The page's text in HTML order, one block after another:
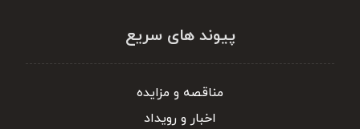
پیوند های سریع
مناقصه و مزایده
اخبار و رویداد